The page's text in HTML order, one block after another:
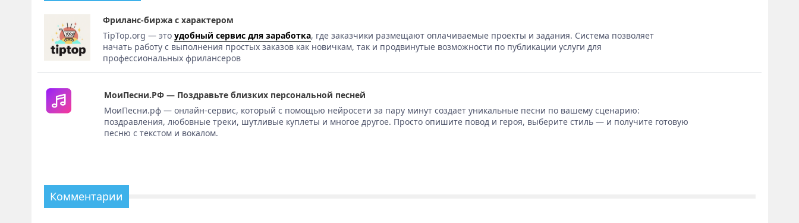
Фриланс-биржа с характером
TipTop.org — этоудобный сервис для заработка, где заказчики размещают оплачиваемые проекты и задания. Система позволяет
начать работу с выполнения простых заказов как новичкам, так и продвинутые возможности по публикации услуги для
профессиональных фрилансеров
МоиПесни.РФ — Поздравьте близких персональной песней
МоиПесни.рф — онлайн-сервис, который с помощью нейросети за пару минут создает уникальные песни по вашему сценарию:
поздравления, любовные треки, шутливые куплеты и многое другое. Просто опишите повод и героя, выберите стиль — и получите готовую
песню с текстом и вокалом.
Комментарии